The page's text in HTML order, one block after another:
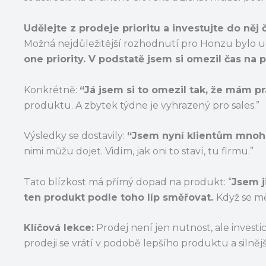
Udělejte z prodeje prioritu a investujte do něj
Možná nejdůležitější rozhodnutí pro Honzu bylo
one priority. V podstatě jsem si omezil čas na
Konkrétně: “Já jsem si to omezil tak, že mám
produktu. A zbytek týdne je vyhrazený pro sales.”
Výsledky se dostavily: “Jsem nyní klientům
nimi můžu dojet. Vidím, jak oni to staví, tu firmu.”
Tato blízkost má přímý dopad na produkt: “Jsem
ten produkt podle toho líp směřovat. Když se
Klíčová lekce: Prodej není jen nutnost, ale
prodeji se vrátí v podobě lepšího produktu a